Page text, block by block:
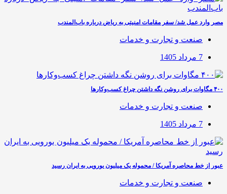
مصر وارد عمل شد/ سفر مقامات امنیتی به ریاض درباره باب‌المندب
صنعت و تجارت و خدمات
7 مرداد 1405
۴۰۰ مگاوات برای روشن نگه داشتن چراغ کسب‌وکار‌ها
صنعت و تجارت و خدمات
7 مرداد 1405
عبور از خط محاصره آمریکا / محموله یک میلیون یورویی به ایران رسید
صنعت و تجارت و خدمات